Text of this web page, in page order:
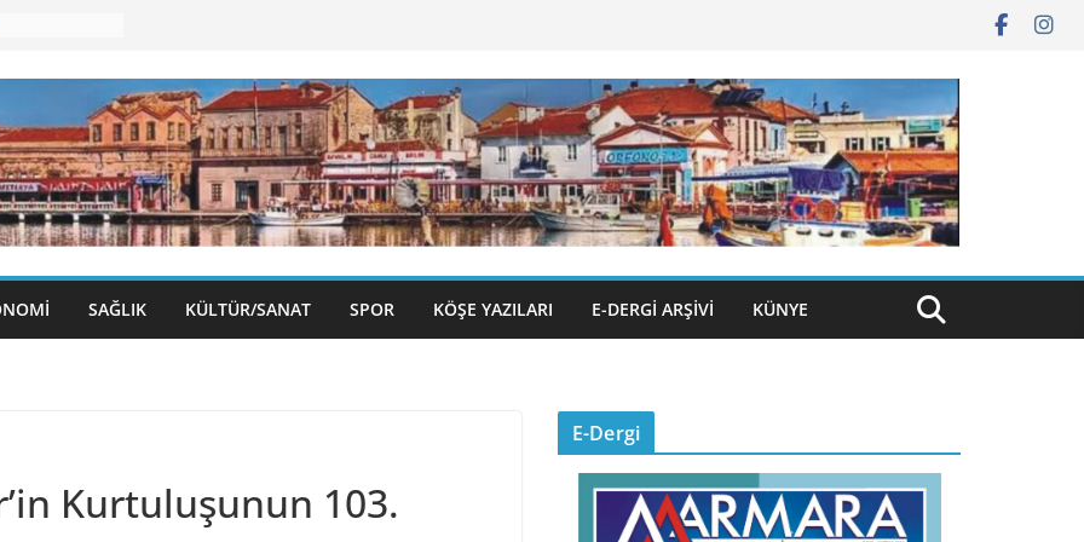
Açıldı
SAĞLIK KÜLTÜR/SANAT SPOR KÖŞE YAZILARI E-DERGI ARŞIVI KÜNYE
Kurtuluşunun 103.
E-Dergi